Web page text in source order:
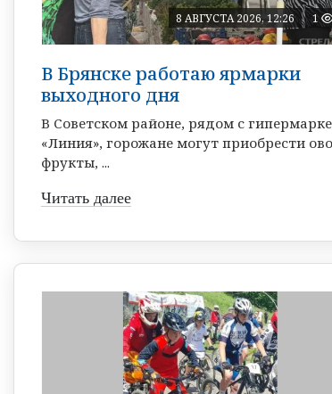
8 АВГУСТА 2026, 12:26 1
В Брянске работаю ярмарки
выходного дня
В Советском районе, рядом с
«Линия», горожане могут приобрести
фрукты, ...
Читать далее